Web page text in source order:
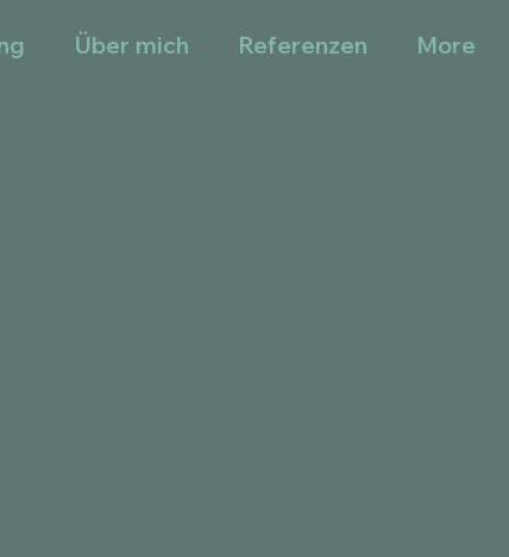
Über mich Referenzen More